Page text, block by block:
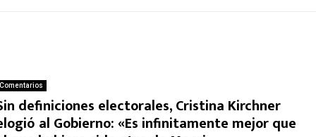
Comentarios
definiciones electorales, Cristina Kirchner
al Gobierno: «Es infinitamente mejor que